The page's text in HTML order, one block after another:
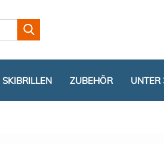
Lieferland
SKIBRILLEN ZUBEHÖR UNTER